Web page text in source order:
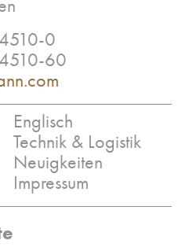
0
60
Englisch
Technik & Logistik
Neuigkeiten
Impressum